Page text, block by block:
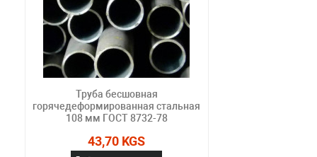
Труба бесшовная
горячедеформированная стальная
108 мм ГОСТ 8732-78
43,70 KGS